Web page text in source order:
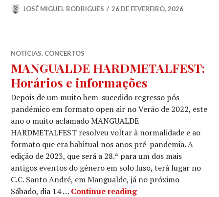
JOSÉ MIGUEL RODRIGUES 26 DE FEVEREIRO, 2026
NOTÍCIAS, CONCERTOS
MANGUALDE HARDMETALFEST:
Horários e informações
Depois de um muito bem-sucedido regresso pós-
pandémico em formato open air no Verão de 2022, este
ano o muito aclamado MANGUALDE
HARDMETALFEST resolveu voltar à normalidade e ao
formato que era habitual nos anos pré-pandemia. A
edição de 2023, que será a 28.ª para um dos mais
antigos eventos do género em solo luso, terá lugar no
C.C. Santo André, em Mangualde, já no próximo
Sábado, dia 14 … Continue readingMANGUALDE